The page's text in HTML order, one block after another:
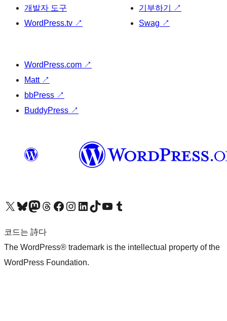
개발자 도구
WordPress.tv ↗
기부하기
↗
Swag ↗
WordPress.com ↗
Matt ↗
bbPress ↗
BuddyPress ↗
X(이전 트위터) 계정 방문하기블루스카이 계정 방문하기마스토돈 계정 방문하기스레드 계정 방문하기 페이스북 페이지 방문하기인스타그램 계정 방문하기 LinkedIn 계정 방문하기틱톡 계정 방문하기유튜브 채널 방문하기 텀블러 계정 방문하기
코드는 詩다
The WordPress® trademark is the intellectual property of the
WordPress Foundation.